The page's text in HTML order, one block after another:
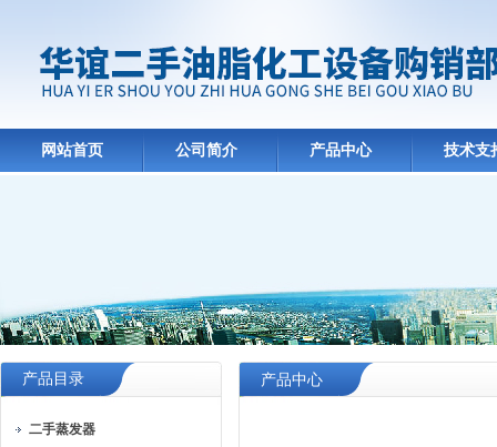
网站首页 公司简介 产品中心 技术支
产品目录
二手蒸发器
产品中心